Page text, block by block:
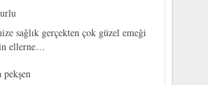
sağlık gerçekten çok güzel emeği
ellerne…
pekşen